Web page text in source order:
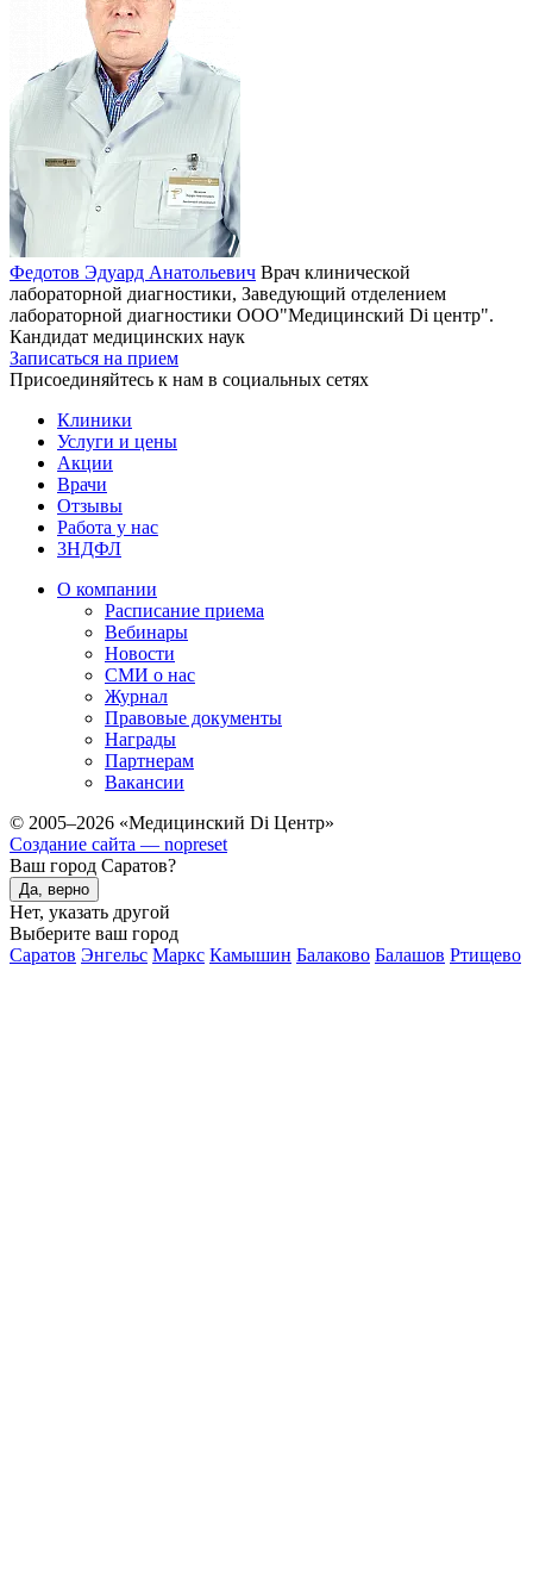
Федотов Эдуард Анатольевич Врач клинической
лабораторной диагностики, Заведующий отделением
лабораторной диагностики ООО"Медицинский Di центр".
Кандидат медицинских наук
Записаться на прием
Присоединяйтесь к нам в социальных сетях
Клиники
Услуги и цены
Акции
Врачи
Отзывы
Работа у нас
3НДФЛ
О компании
Расписание приема
Вебинары
Новости
СМИ о нас
Журнал
Правовые документы
Награды
Партнерам
Вакансии
© 2005–2026 «Медицинский Di Центр»
Создание сайта — nopreset
Ваш город Саратов?
Да, верно
Нет, указать другой
Выберите ваш город
Саратов Энгельс Маркс Камышин Балаково Балашов Ртищево